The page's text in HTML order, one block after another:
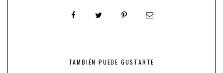
TAMBIÉN PUEDE GUSTARTE